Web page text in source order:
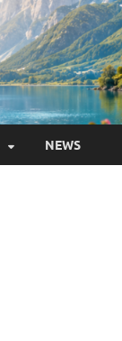
NEWS